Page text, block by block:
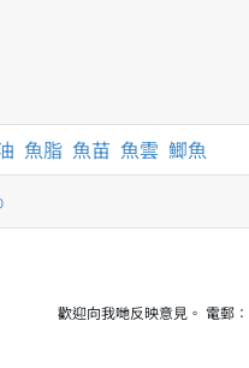
魚脂 魚苗 魚雲 鯽魚
歡迎向我哋反映意見。 電郵：